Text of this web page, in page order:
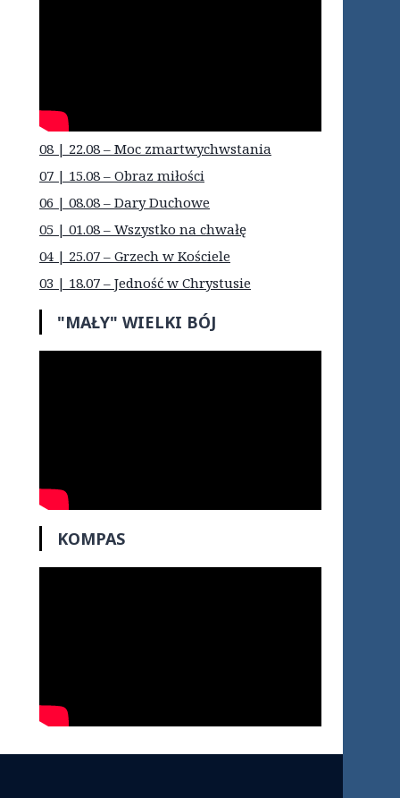
08 | 22.08 – Moc zmartwychwstania
07 | 15.08 – Obraz miłości
06 | 08.08 – Dary Duchowe
05 | 01.08 – Wszystko na chwałę
04 | 25.07 – Grzech w Kościele
03 | 18.07 – Jedność w Chrystusie
"MAŁY" WIELKI BÓJ
KOMPAS